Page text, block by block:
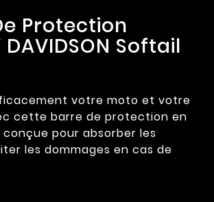
Protection
DAVIDSON Softail
votre moto et votre
cette barre de protection en
pour absorber les
les dommages en cas de